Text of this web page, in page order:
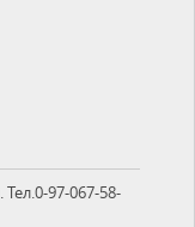
97-067-58-